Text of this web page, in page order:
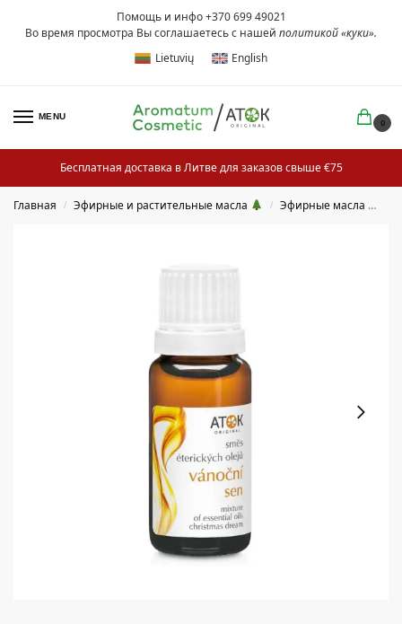
Помощь и инфо +370 699 49021
Во время просмотра Вы соглашаетесь с нашей политикой «куки».
Lietuvių
English
MENU
0
Бесплатная доставка в Литве для заказов свыше €75
Главная / Эфирные и растительные масла / Эфирные масла